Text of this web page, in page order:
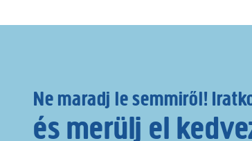
Ne maradj le semmiről!
és merülj el